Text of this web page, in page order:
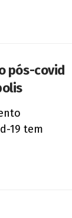
pós-covid
19 tem